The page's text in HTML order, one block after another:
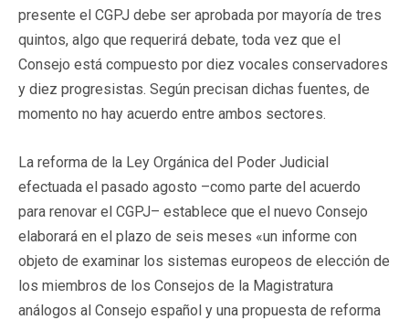
presente el CGPJ debe ser aprobada por mayoría de tres
quintos, algo que requerirá debate, toda vez que el
Consejo está compuesto por diez vocales conservadores
y diez progresistas. Según precisan dichas fuentes, de
momento no hay acuerdo entre ambos sectores.
La reforma de la Ley Orgánica del Poder Judicial
efectuada el pasado agosto –como parte del acuerdo
para renovar el CGPJ– establece que el nuevo Consejo
elaborará en el plazo de seis meses «un informe con
objeto de examinar los sistemas europeos de elección de
los miembros de los Consejos de la Magistratura
análogos al Consejo español y una propuesta de reforma